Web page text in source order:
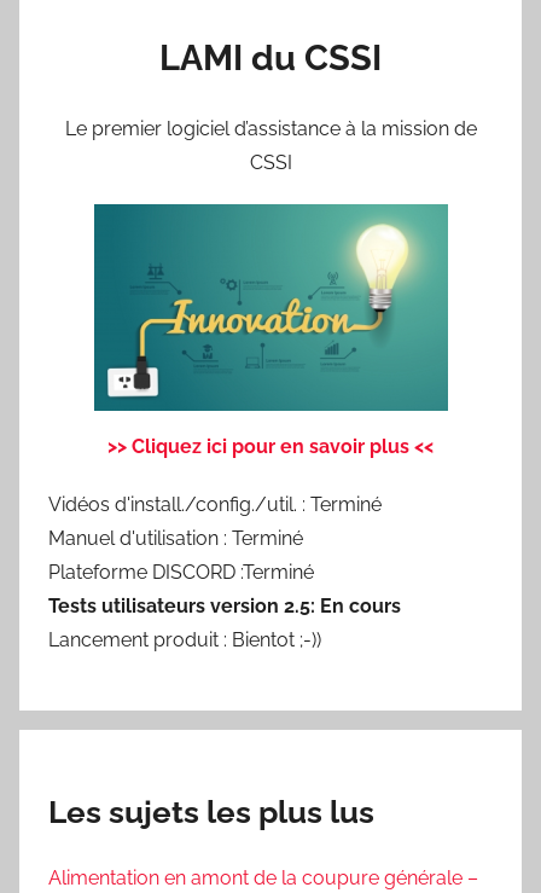
LAMI du CSSI
Le premier logiciel d’assistance à la mission de
CSSI
>> Cliquez ici pour en savoir plus <<
Vidéos d'install./config./util. : Terminé
Manuel d'utilisation : Terminé
Plateforme DISCORD :Terminé
Tests utilisateurs version 2.5: En cours
Lancement produit : Bientot ;-))
Les sujets les plus lus
Alimentation en amont de la coupure générale –